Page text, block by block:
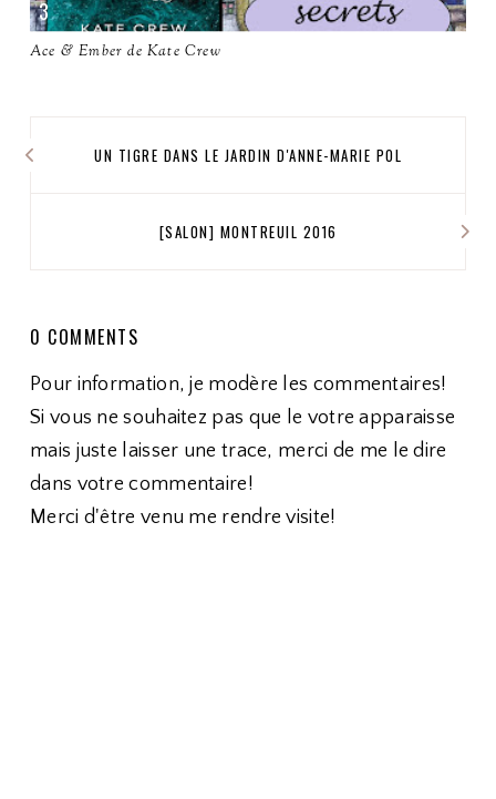
Ace & Ember de Kate Crew
UN TIGRE DANS LE JARDIN D'ANNE-MARIE POL
[SALON] MONTREUIL 2016
0 COMMENTS
Pour information, je modère les commentaires!
Si vous ne souhaitez pas que le votre apparaisse
mais juste laisser une trace, merci de me le dire
dans votre commentaire!
Merci d'être venu me rendre visite!